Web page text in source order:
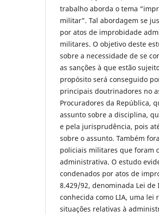
trabalho aborda o tema
militar”. Tal abordagem se
por atos de improbidade
militares. O objetivo deste
sobre a necessidade de se
as sanções à que estão
propósito será conseguido
principais doutrinadores no
Procuradores da República,
assunto sobre a disciplina,
e pela jurisprudência, pois
sobre o assunto. Também
policiais militares que foram
administrativa. O estudo
condenados por atos de
8.429/92, denominada Lei
conhecida como LIA, uma lei
situações relativas à